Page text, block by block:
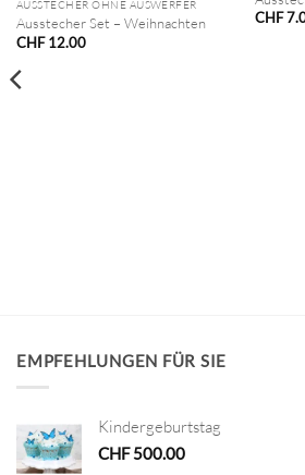
AUSSTECHER OHNE AUSWERFER
Ausstecher Set – Weihnachten
CHF12.00
CHF
EMPFEHLUNGEN FÜR SIE
Kindergeburtstag
CHF500.00